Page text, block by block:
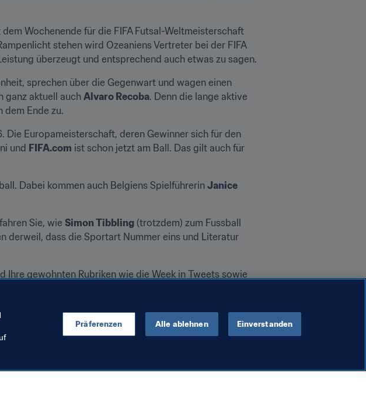
Wochenende für die FIFA Futsal-Weltmeisterschaft
stehen wird Ozeaniens Vertreter bei der FIFA
überzeugt und entsprechend auch etwas zu sagen.
sprechen über die Gegenwart und wagen einen
ganz aktuell auch Alvaro Recoba. Denn die lange aktive
dem Ende zu.
Die Europameisterschaft, deren Gewinner sich für den
und FIFA.com
Dabei kommen auch Belgiens Spielführerin Janice
Sie, wie Simon Tibbling (trotzdem) zum Fussball
derweil, dass die Sportart Nummer eins und Literatur
Ihre gewohnten Rubriken wie die Week in Tweets sowie
Präferenzen Alle ablehnen Einverstanden